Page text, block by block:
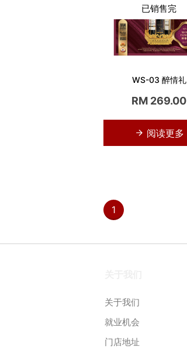
已销售完
WS-03 醉情礼
RM 269.00
阅读更多
1
关于我们
就业机会
门店地址